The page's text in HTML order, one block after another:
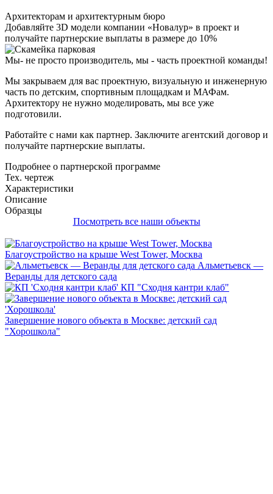
Архитекторам и архитектурным бюро
Добавляйте 3D модели компании «Новалур» в проект и
получайте партнерские выплаты в размере до 10%
Мы- не просто производитель, мы - часть проектной команды!
Мы закрываем для вас проектную, визуальную и инженерную
часть по детским, спортивным площадкам и МАФам.
Архитектору не нужно моделировать, мы все уже
подготовили.
Работайте с нами как партнер. Заключите агентский договор и
получайте партнерские выплаты.
Подробнее о партнерской программе
Тех. чертеж
Характеристики
Описание
Образцы
Посмотреть все наши объекты
Благоустройство на крыше West Tower, Москва
Альметьевск —
Веранды для детского сада
КП "Сходня кантри клаб"
Завершение нового объекта в Москве: детский сад
"Хорошкола"